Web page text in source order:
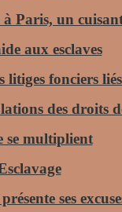
Paris, un
aux esclaves
litiges fonciers
des droits
se multiplient
ses